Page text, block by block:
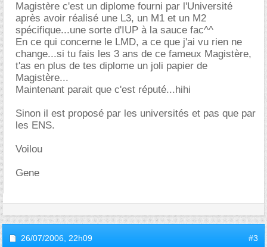
Magistère c'est un diplome fourni par l'Université
après avoir réalisé une L3, un M1 et un M2
spécifique...une sorte d'IUP à la sauce fac^^
En ce qui concerne le LMD, a ce que j'ai vu rien ne
change...si tu fais les 3 ans de ce fameux Magistère,
t'as en plus de tes diplome un joli papier de
Magistère...
Maintenant parait que c'est réputé...hihi
Sinon il est proposé par les universités et pas que par
les ENS.
Voilou
Gene
26/07/2006, 22h09 #3